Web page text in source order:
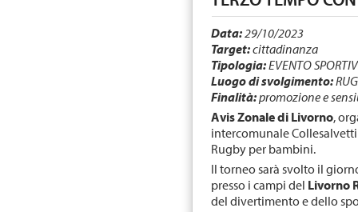
Data:29/10/2023
Target:cittadinanza
Tipologia:EVENTO
Luogo di svolgimento:
Finalità:promozione e
Avis Zonale di Livorno,
intercomunale
Rugby per bambini.
Il torneo sarà svolto il
presso i campi del Livorno
del divertimento e dello